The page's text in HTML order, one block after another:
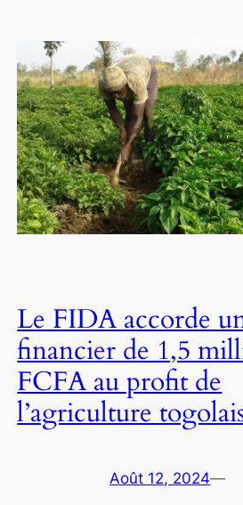
Le FIDA accorde
financier de 1,5
FCFA au profit de
l’agriculture
Août 12, 2024—